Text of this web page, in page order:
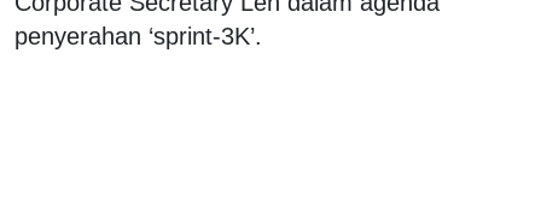
penyerahan ‘sprint-3K’.